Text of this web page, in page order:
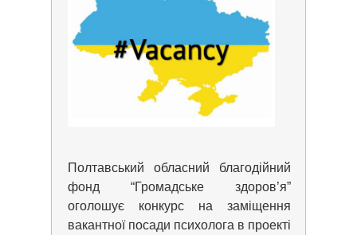
Полтавський обласний благодійний
фонд “Громадське здоров’я”
оголошує конкурс на заміщення
вакантної посади психолога в проекті